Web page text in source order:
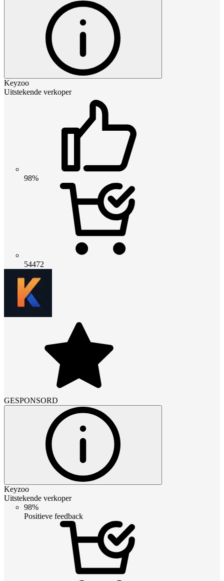
Keyzoo
Uitstekende verkoper
98%
54472
GESPONSORD
Keyzoo
Uitstekende verkoper
98%
Positieve feedback